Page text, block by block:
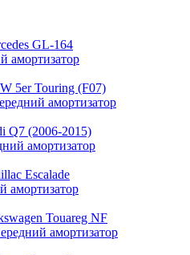
амортизатор
амортизатор
амортизатор
амортизатор
амортизатор